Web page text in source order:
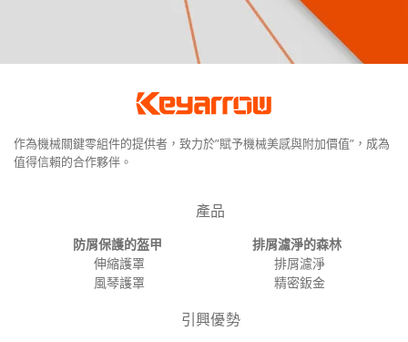
作為機械關鍵零組件的提供者，致力於”賦予機械美感與附加價值”，成為
值得信賴的合作夥伴。
產品
防屑保護的盔甲
伸縮護罩
風琴護罩
排屑濾淨的森林
排屑濾淨
精密鈑金
引興優勢